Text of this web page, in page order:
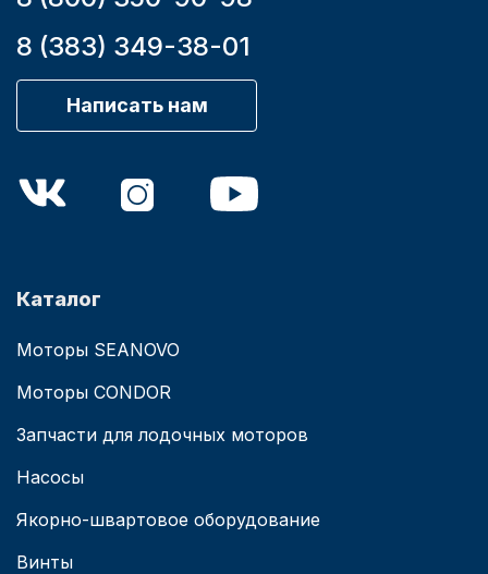
8 (383) 349-38-01
Написать нам
Каталог
Моторы SEANOVO
Моторы CONDOR
Запчасти для лодочных моторов
Насосы
Якорно-швартовое оборудование
Винты